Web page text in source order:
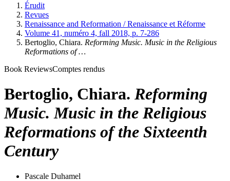
Érudit
Revues
Renaissance and Reformation / Renaissance et Réforme
Volume 41, numéro 4, fall 2018, p. 7-286
Bertoglio, Chiara. Reforming Music. Music in the Religious
Reformations of …
Book ReviewsComptes rendus
Bertoglio, Chiara. Reforming
Music. Music in the Religious
Reformations of the Sixteenth
Century
Pascale Duhamel